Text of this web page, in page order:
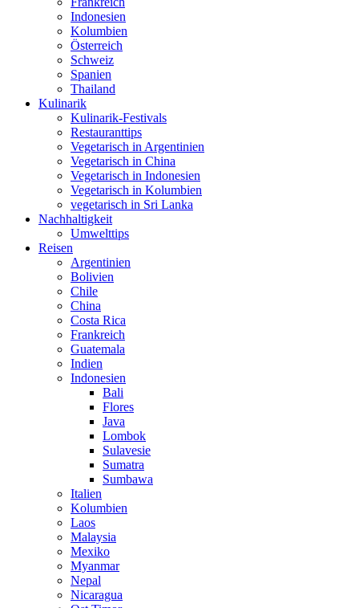
Indonesien
Kolumbien
Österreich
Schweiz
Spanien
Thailand
Kulinarik
Kulinarik-Festivals
Restauranttips
Vegetarisch in Argentinien
Vegetarisch in China
Vegetarisch in Indonesien
Vegetarisch in Kolumbien
vegetarisch in Sri Lanka
Nachhaltigkeit
Umwelttips
Reisen
Argentinien
Bolivien
Chile
China
Costa Rica
Frankreich
Guatemala
Indien
Indonesien
Bali
Flores
Java
Lombok
Sulavesie
Sumatra
Sumbawa
Italien
Kolumbien
Laos
Malaysia
Mexiko
Myanmar
Nepal
Nicaragua